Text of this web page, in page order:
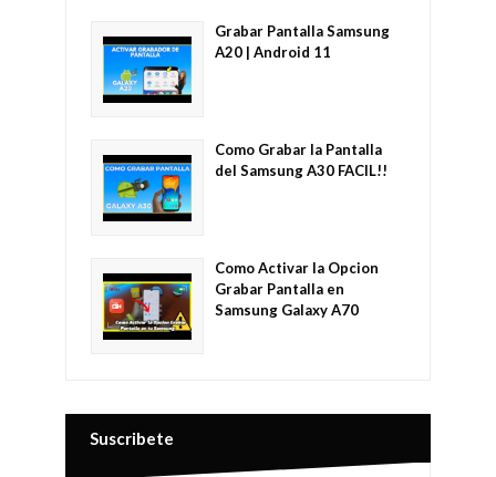
Grabar Pantalla Samsung
A20 | Android 11
Como Grabar la Pantalla
del Samsung A30 FACIL!!
Como Activar la Opcion
Grabar Pantalla en
Samsung Galaxy A70
Suscribete